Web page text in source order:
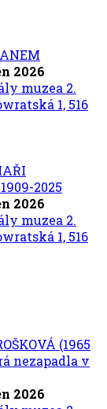
2026
muzea 2.
1, 516
2025
2026
muzea 2.
1, 516
(1965
nezapadla v
2026